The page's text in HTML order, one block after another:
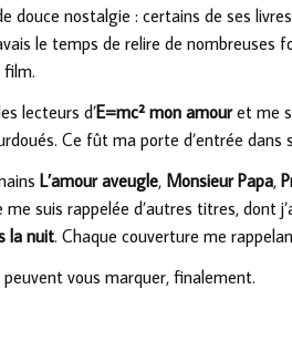
douce nostalgie : certains de ses
le temps de relire de
film.
lecteurs d’E=mc² mon amouret me
Ce fût ma porte d’entrée dans
L’amour aveugle, Monsieur Papa,
suis rappelée d’autres titres, dont
la nuit. Chaque couverture me
vous marquer, finalement.